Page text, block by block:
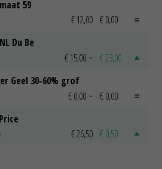
59
€ 12,00 € 0,00
Du Be
€ 15,00 ~ € 23,00
Geel 30-60% grof
€ 0,00 ~ € 0,00
€ 26,50 € 0,50